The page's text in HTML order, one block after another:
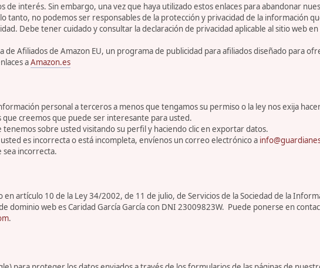
de interés. Sin embargo, una vez que haya utilizado estos enlaces para abandonar
no podemos ser responsables de la protección y privacidad de la información
Debe tener cuidado y consultar la declaración de privacidad aplicable al sitio web
Afiliados de Amazon EU, un programa de publicidad para afiliados diseñado para
aAmazon.es
personal a terceros a menos que tengamos su permiso o la ley nos exija
creemos que puede ser interesante para usted.
sobre usted visitando su perfil y haciendo clic en exportar datos.
es incorrecta o está incompleta, envíenos un correo electrónico a
incorrecta.
artículo 10 de la Ley 34/2002, de 11 de julio, de Servicios de la Sociedad de la
dominio web es Caridad García García con DNI 23009823W. Puede ponerse en
.